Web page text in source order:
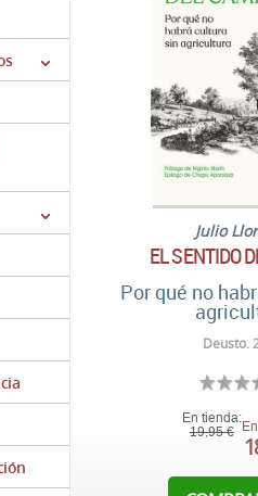
Julio
EL SENTIDO
Por qué no
Deusto.
En tienda:
19,95 €